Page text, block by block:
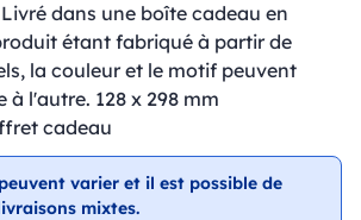
dans une boîte cadeau en
étant fabriqué à partir de
la couleur et le motif peuvent
à l'autre. 128 x 298 mm
cadeau
varier et il est possible de
mixtes.